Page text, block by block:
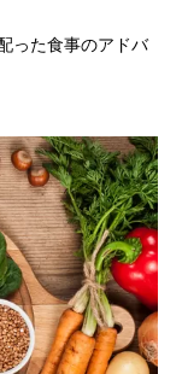
った食事のアドバ